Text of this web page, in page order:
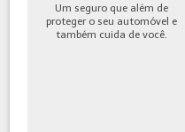
Um seguro que além de
proteger o seu automóvel e
também cuida de você.